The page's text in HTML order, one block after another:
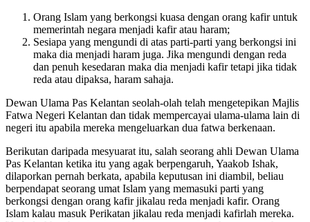
Orang Islam yang berkongsi kuasa dengan orang kafir untuk
memerintah negara menjadi kafir atau haram;
Sesiapa yang mengundi di atas parti-parti yang berkongsi ini
maka dia menjadi haram juga. Jika mengundi dengan reda
dan penuh kesedaran maka dia menjadi kafir tetapi jika tidak
reda atau dipaksa, haram sahaja.
Dewan Ulama Pas Kelantan seolah-olah telah mengetepikan Majlis
Fatwa Negeri Kelantan dan tidak mempercayai ulama-ulama lain di
negeri itu apabila mereka mengeluarkan dua fatwa berkenaan.
Berikutan daripada mesyuarat itu, salah seorang ahli Dewan Ulama
Pas Kelantan ketika itu yang agak berpengaruh, Yaakob Ishak,
dilaporkan pernah berkata, apabila keputusan ini diambil, beliau
berpendapat seorang umat Islam yang memasuki parti yang
berkongsi dengan orang kafir jikalau reda menjadi kafir. Orang
Islam kalau masuk Perikatan jikalau reda menjadi kafirlah mereka.